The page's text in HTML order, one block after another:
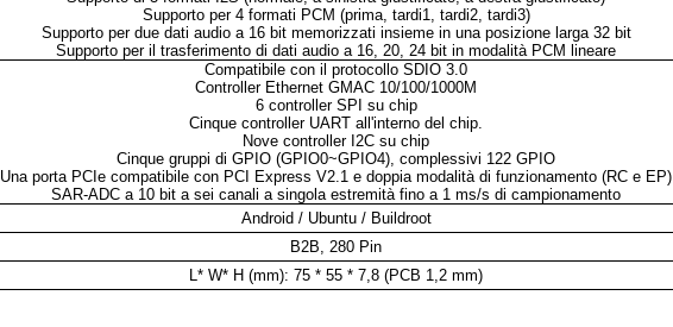
Supporto per 4 formati PCM (prima, tardi1, tardi2, tardi3)
Supporto per due dati audio a 16 bit memorizzati insieme in una posizione larga 32 bit
Supporto per il trasferimento di dati audio a 16, 20, 24 bit in modalità PCM lineare
Compatibile con il protocollo SDIO 3.0
Controller Ethernet GMAC 10/100/1000M
6 controller SPI su chip
Cinque controller UART all'interno del chip.
Nove controller I2C su chip
Cinque gruppi di GPIO (GPIO0~GPIO4), complessivi 122 GPIO
Una porta PCIe compatibile con PCI Express V2.1 e doppia modalità di funzionamento (RC e EP)
SAR-ADC a 10 bit a sei canali a singola estremità fino a 1 ms/s di campionamento
Android / Ubuntu / Buildroot
B2B, 280 Pin
L* W* H (mm): 75 * 55 * 7,8 (PCB 1,2 mm)